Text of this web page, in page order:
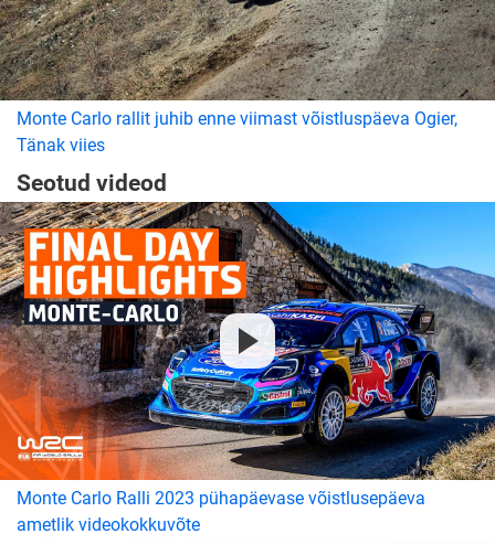
Monte Carlo rallit juhib enne viimast võistluspäeva Ogier,
Tänak viies
Seotud videod
Monte Carlo Ralli 2023 pühapäevase võistlusepäeva
ametlik videokokkuvõte